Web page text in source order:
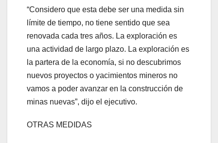
“Considero que esta debe ser una medida sin
límite de tiempo, no tiene sentido que sea
renovada cada tres años. La exploración es
una actividad de largo plazo. La exploración es
la partera de la economía, si no descubrimos
nuevos proyectos o yacimientos mineros no
vamos a poder avanzar en la construcción de
minas nuevas”, dijo el ejecutivo.
OTRAS MEDIDAS